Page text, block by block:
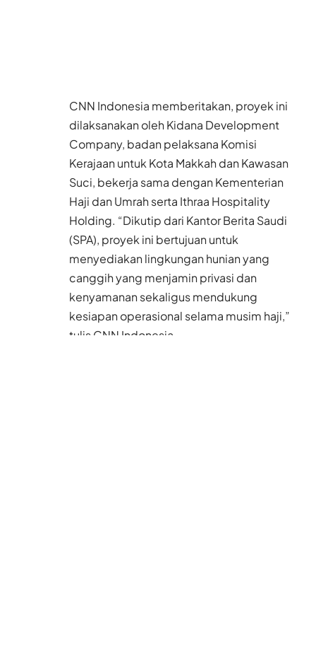
CNN Indonesia memberitakan, proyek ini
dilaksanakan oleh Kidana Development
Company, badan pelaksana Komisi
Kerajaan untuk Kota Makkah dan Kawasan
Suci, bekerja sama dengan Kementerian
Haji dan Umrah serta Ithraa Hospitality
Holding. “Dikutip dari Kantor Berita Saudi
(SPA), proyek ini bertujuan untuk
menyediakan lingkungan hunian yang
canggih yang menjamin privasi dan
kenyamanan sekaligus mendukung
kesiapan operasional selama musim haji,”
tulis CNN Indonesia.